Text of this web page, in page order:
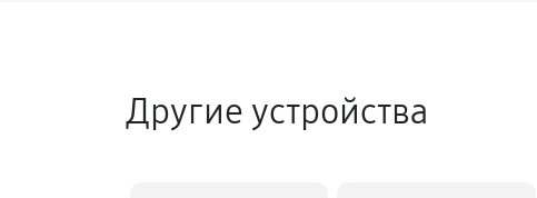
Другие устройства